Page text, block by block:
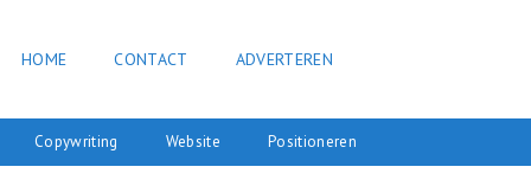
HOME CONTACT ADVERTEREN
Copywriting Website Positioneren